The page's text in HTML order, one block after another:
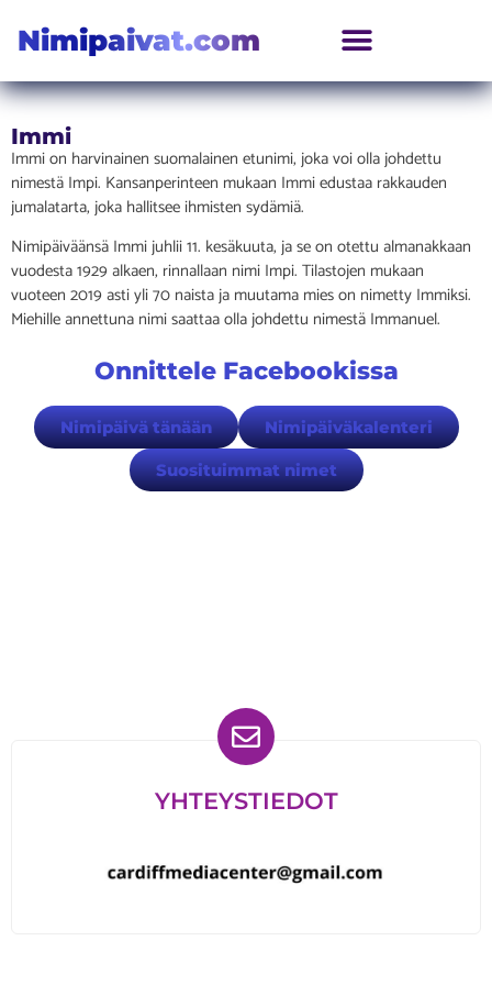
Nimipaivat.com
Immi
Immi on harvinainen suomalainen etunimi, joka voi olla johdettu
nimestä Impi. Kansanperinteen mukaan Immi edustaa rakkauden
jumalatarta, joka hallitsee ihmisten sydämiä.
Nimipäiväänsä Immi juhlii 11. kesäkuuta, ja se on otettu almanakkaan
vuodesta 1929 alkaen, rinnallaan nimi Impi. Tilastojen mukaan
vuoteen 2019 asti yli 70 naista ja muutama mies on nimetty Immiksi.
Miehille annettuna nimi saattaa olla johdettu nimestä Immanuel.
Onnittele Facebookissa
Nimipäivä tänään Nimipäiväkalenteri
Suosituimmat nimet
YHTEYSTIEDOT